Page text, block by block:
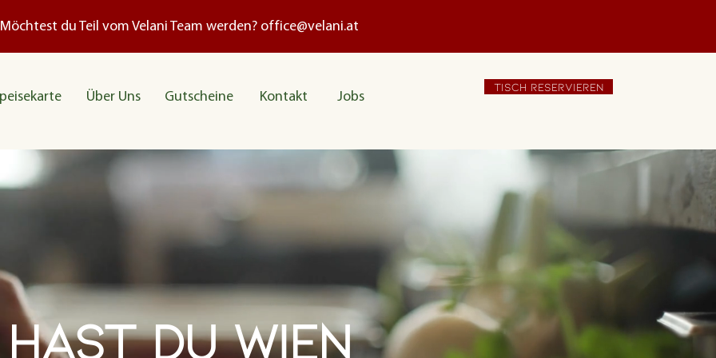
Möchtest du Teil vom Velani Team werden? office@velani.at
Über Uns Gutscheine Kontakt Jobs
TISCH RESERVIEREN
Hast du Wien